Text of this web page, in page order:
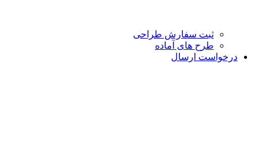
ثبت سفارش طراحی
طرح های آماده
درخواست ارسال